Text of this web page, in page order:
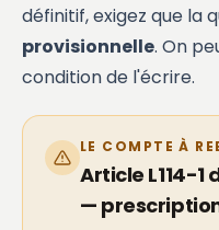
définitif, exigez que la
provisionnelle. On
condition de l'écrire.
LE COMPTE À
Article L114-
—